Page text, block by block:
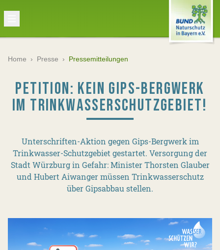
Home › Presse › Pressemitteilungen
PETITION: KEIN GIPS-BERGWERK
IM TRINKWASSERSCHUTZGEBIET!
Unterschriften-Aktion gegen Gips-Bergwerk im
Trinkwasser-Schutzgebiet gestartet. Versorgung der
Stadt Würzburg in Gefahr: Minister Thorsten Glauber
und Hubert Aiwanger müssen Trinkwasserschutz
über Gipsabbau stellen.